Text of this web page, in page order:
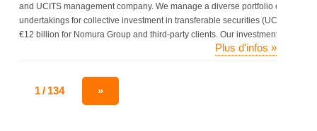
and UCITS management company. We manage a diverse portfolio of
undertakings for collective investment in transferable securities (UCITS) with
€12 billion for Nomura Group and third-party clients. Our investment funds
Plus d'infos »
1 / 134 »